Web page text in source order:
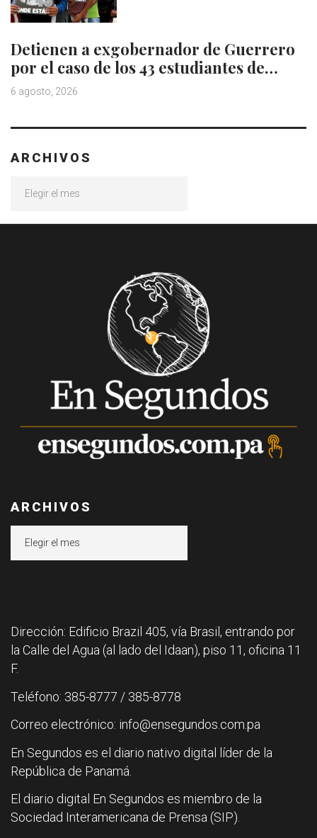
Detienen a exgobernador de Guerrero
por el caso de los 43 estudiantes de…
6 agosto, 2026
ARCHIVOS
ARCHIVOS
Dirección: Edificio Brazil 405, vía Brasil, entrando por
la Calle del Agua (al lado del Idaan), piso 11, oficina 11
F.
Teléfono: 385-8777 / 385-8778
Correo electrónico: info@ensegundos.com.pa
En Segundos es el diario nativo digital líder de la
República de Panamá.
El diario digital En Segundos es miembro de la
Sociedad Interamericana de Prensa (SIP).